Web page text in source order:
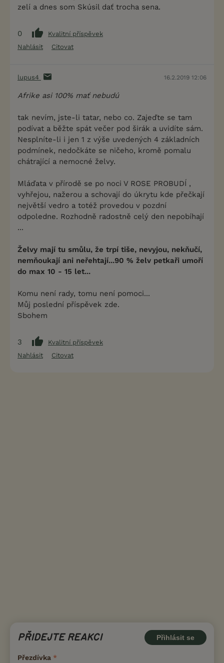
zelí a dnes som Skúsil dať trocha sena.
0
Kvalitní příspěvek
Nahlásit
Citovat
lupus4 16.2.2019 12:06
Afrike asi 100% mať nebudú
tak nevím, jste-li tatar, nebo co. Zajeďte se tam
podívat a běžte spát večer pod širák a uvidíte sám.
Nesplníte-li i jen 1 z výše uvedených 4 základních
podmínek, nedočkáte se ničeho, kromě pomalu
chátrající a nemocné želvy.
Mláďata v přírodě se po noci V ROSE PROBUDÍ ,
vyhřejou, nažerou a schovají do úkrytu kde přečkají
největší vedro a totéž provedou v pozdní
odpoledne. Rozhodně radostně celý den nepobíhají
...
Želvy mají tu smůlu, že trpí tiše, nevyjou, nekňučí,
nemňoukají ani neřehtají...90 % želv petkaři umoří
do max 10 - 15 let...
Komu není rady, tomu není pomoci...
Můj poslední příspěvek zde.
Sbohem
3
Kvalitní příspěvek
Nahlásit
Citovat
PŘIDEJTE REAKCI Přihlásit se
Přezdívka